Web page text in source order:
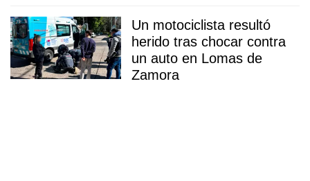
Un motociclista resultó
herido tras chocar contra
un auto en Lomas de
Zamora